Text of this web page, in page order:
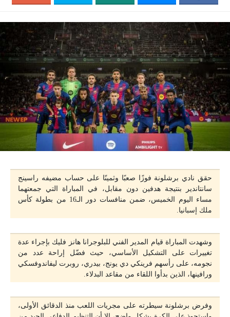
حقق نادي برشلونة فوزًا صعبًا وثمينًا على حساب مضيفه راسينج
سانتاندير بنتيجة هدفين دون مقابل، في المباراة التي جمعتهما
مساء اليوم الخميس، ضمن منافسات دور الـ16 من بطولة كأس
ملك إسبانيا.
وشهدت المباراة قيام المدير الفني للبلوجرانا هانز فليك بإجراء عدة
تغييرات على التشكيل الأساسي، حيث فضّل إراحة عدد من
نجومه، على رأسهم فرينكي دي يونج، بيدري، روبرت ليفاندوفسكي
ورافينها، الذين بدأوا اللقاء من مقاعد البدلاء.
وفرض برشلونة سيطرته على مجريات اللعب منذ الدقائق الأولى،